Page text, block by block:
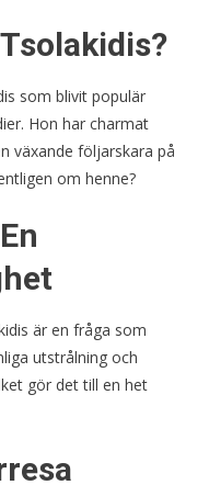
som blivit populär
Hon har charmat
växande följarskara på
om henne?
är en fråga som
utstrålning och
gör det till en het